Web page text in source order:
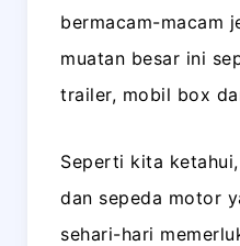
bermacam-macam
muatan besar ini
trailer, mobil box
Seperti kita
dan sepeda motor
sehari-hari